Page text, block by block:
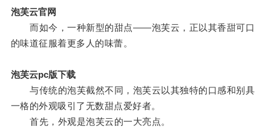
泡芙云官网
而如今，一种新型的甜点——泡芙云，正以其香甜可口
的味道征服着更多人的味蕾。
泡芙云pc版下载
与传统的泡芙截然不同，泡芙云以其独特的口感和别具
一格的外观吸引了无数甜点爱好者。
首先，外观是泡芙云的一大亮点。